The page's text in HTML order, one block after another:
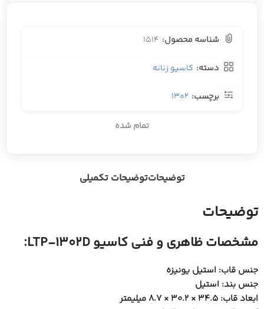
شناسه محصول: 1514
دسته: کاسیو زنانه
برچسب: 1302
تمام شده
توضیحاتتوضیحات تکمیلی
توضیحات
مشخصات ظاهری و فنی کاسیو LTP-1302D:
جنس قاب: استیل یونیزه
جنس بند: استیل
ابعاد قاب: 34.5 × 30.2 × 8.7 میلیمتر